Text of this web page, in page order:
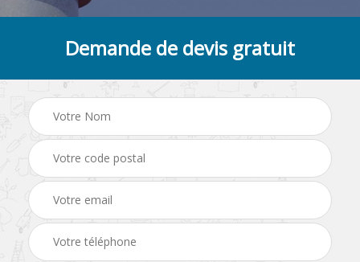
Demande de devis gratuit